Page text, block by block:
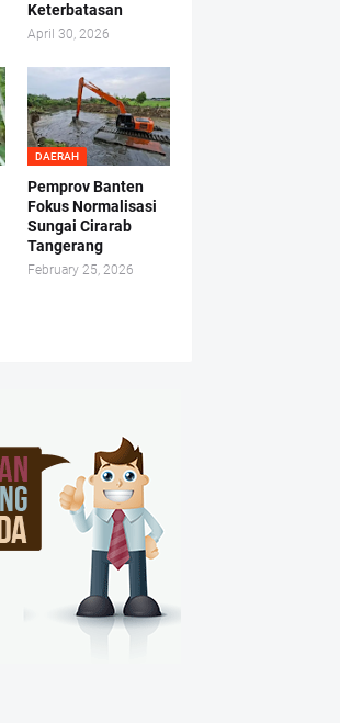
Keterbatasan
April 30, 2026
DAERAH
Pemprov Banten
Fokus Normalisasi
Sungai Cirarab
Tangerang
February 25, 2026